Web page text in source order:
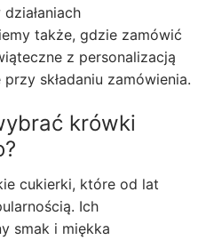
także, gdzie zamówić
z personalizacją
składaniu zamówienia.
krówki
cukierki, które od lat
Ich
smak i miękka